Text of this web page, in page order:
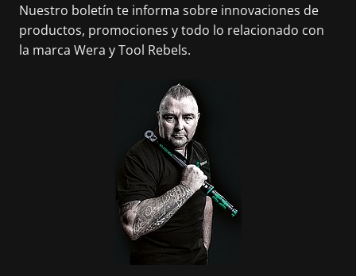
Nuestro boletín te informa sobre innovaciones de
productos, promociones y todo lo relacionado con
la marca Wera y Tool Rebels.